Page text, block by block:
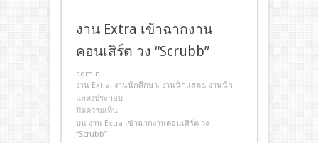
งาน Extra เข้าฉากงาน
คอนเสิร์ต วง “Scrubb”
admin
งาน Extra, งานนักศึกษา, งานนักแสดง, งานนัก
แสดงประกอบ
ปิดความเห็น
บน งาน Extra เข้าฉากงานคอนเสิร์ต วง
“Scrubb”